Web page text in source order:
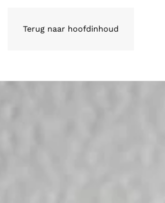
Terug naar hoofdinhoud